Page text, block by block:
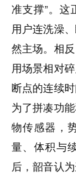
准支撑”。
用户连洗澡
然主场。相
用场景相对
断点的连续
为了拼凑功
物传感器，
量、体积与
后，韶音认